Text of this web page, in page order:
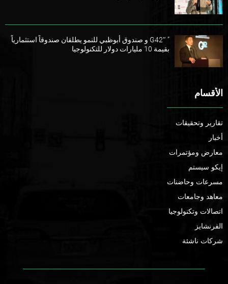
” G42″ و صندوق أبوظبي للنمو يطلقان صندوقاً استثمارياً
بقيمة 10 مليارات دولار للتكنولوجيا
الأقسام
تقارير وتحقيقات
أخبار
معارض ومؤتمرات
إيكو سيستم
مسرعات وحاضنات
معاهد وجامعات
اتصالات وتكنولوجيا
الفرنشايز
شركات ناشئة